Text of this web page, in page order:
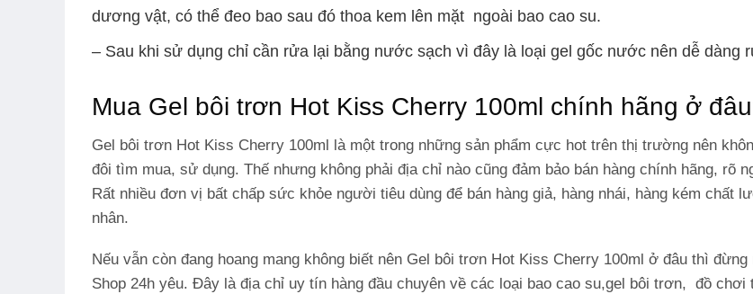
dương vật, có thể đeo bao sau đó thoa kem lên mặt ngoài bao cao su.
– Sau khi sử dụng chỉ cần rửa lại bằng nước sạch vì đây là loại gel gốc nước nên dễ dàng
Mua Gel bôi trơn Hot Kiss Cherry 100ml chính hãng ở
Gel bôi trơn Hot Kiss Cherry 100ml là một trong những sản phẩm cực hot trên thị trường nên
đôi tìm mua, sử dụng. Thế nhưng không phải địa chỉ nào cũng đảm bảo bán hàng chính hãng, rõ
Rất nhiều đơn vị bất chấp sức khỏe người tiêu dùng để bán hàng giả, hàng nhái, hàng kém chất
nhân.
Nếu vẫn còn đang hoang mang không biết nên Gel bôi trơn Hot Kiss Cherry 100ml ở đâu thì đừng
Shop 24h yêu. Đây là địa chỉ uy tín hàng đầu chuyên về các loại bao cao su,gel bôi trơn, đồ chơi